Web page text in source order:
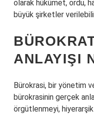
olarak hükümet, ordu,
büyük şirketler
ANLAYIŞI
Bürokrasi, bir yönetim
bürokrasinin gerçek
örgütlenmeyi, hiyerarşik